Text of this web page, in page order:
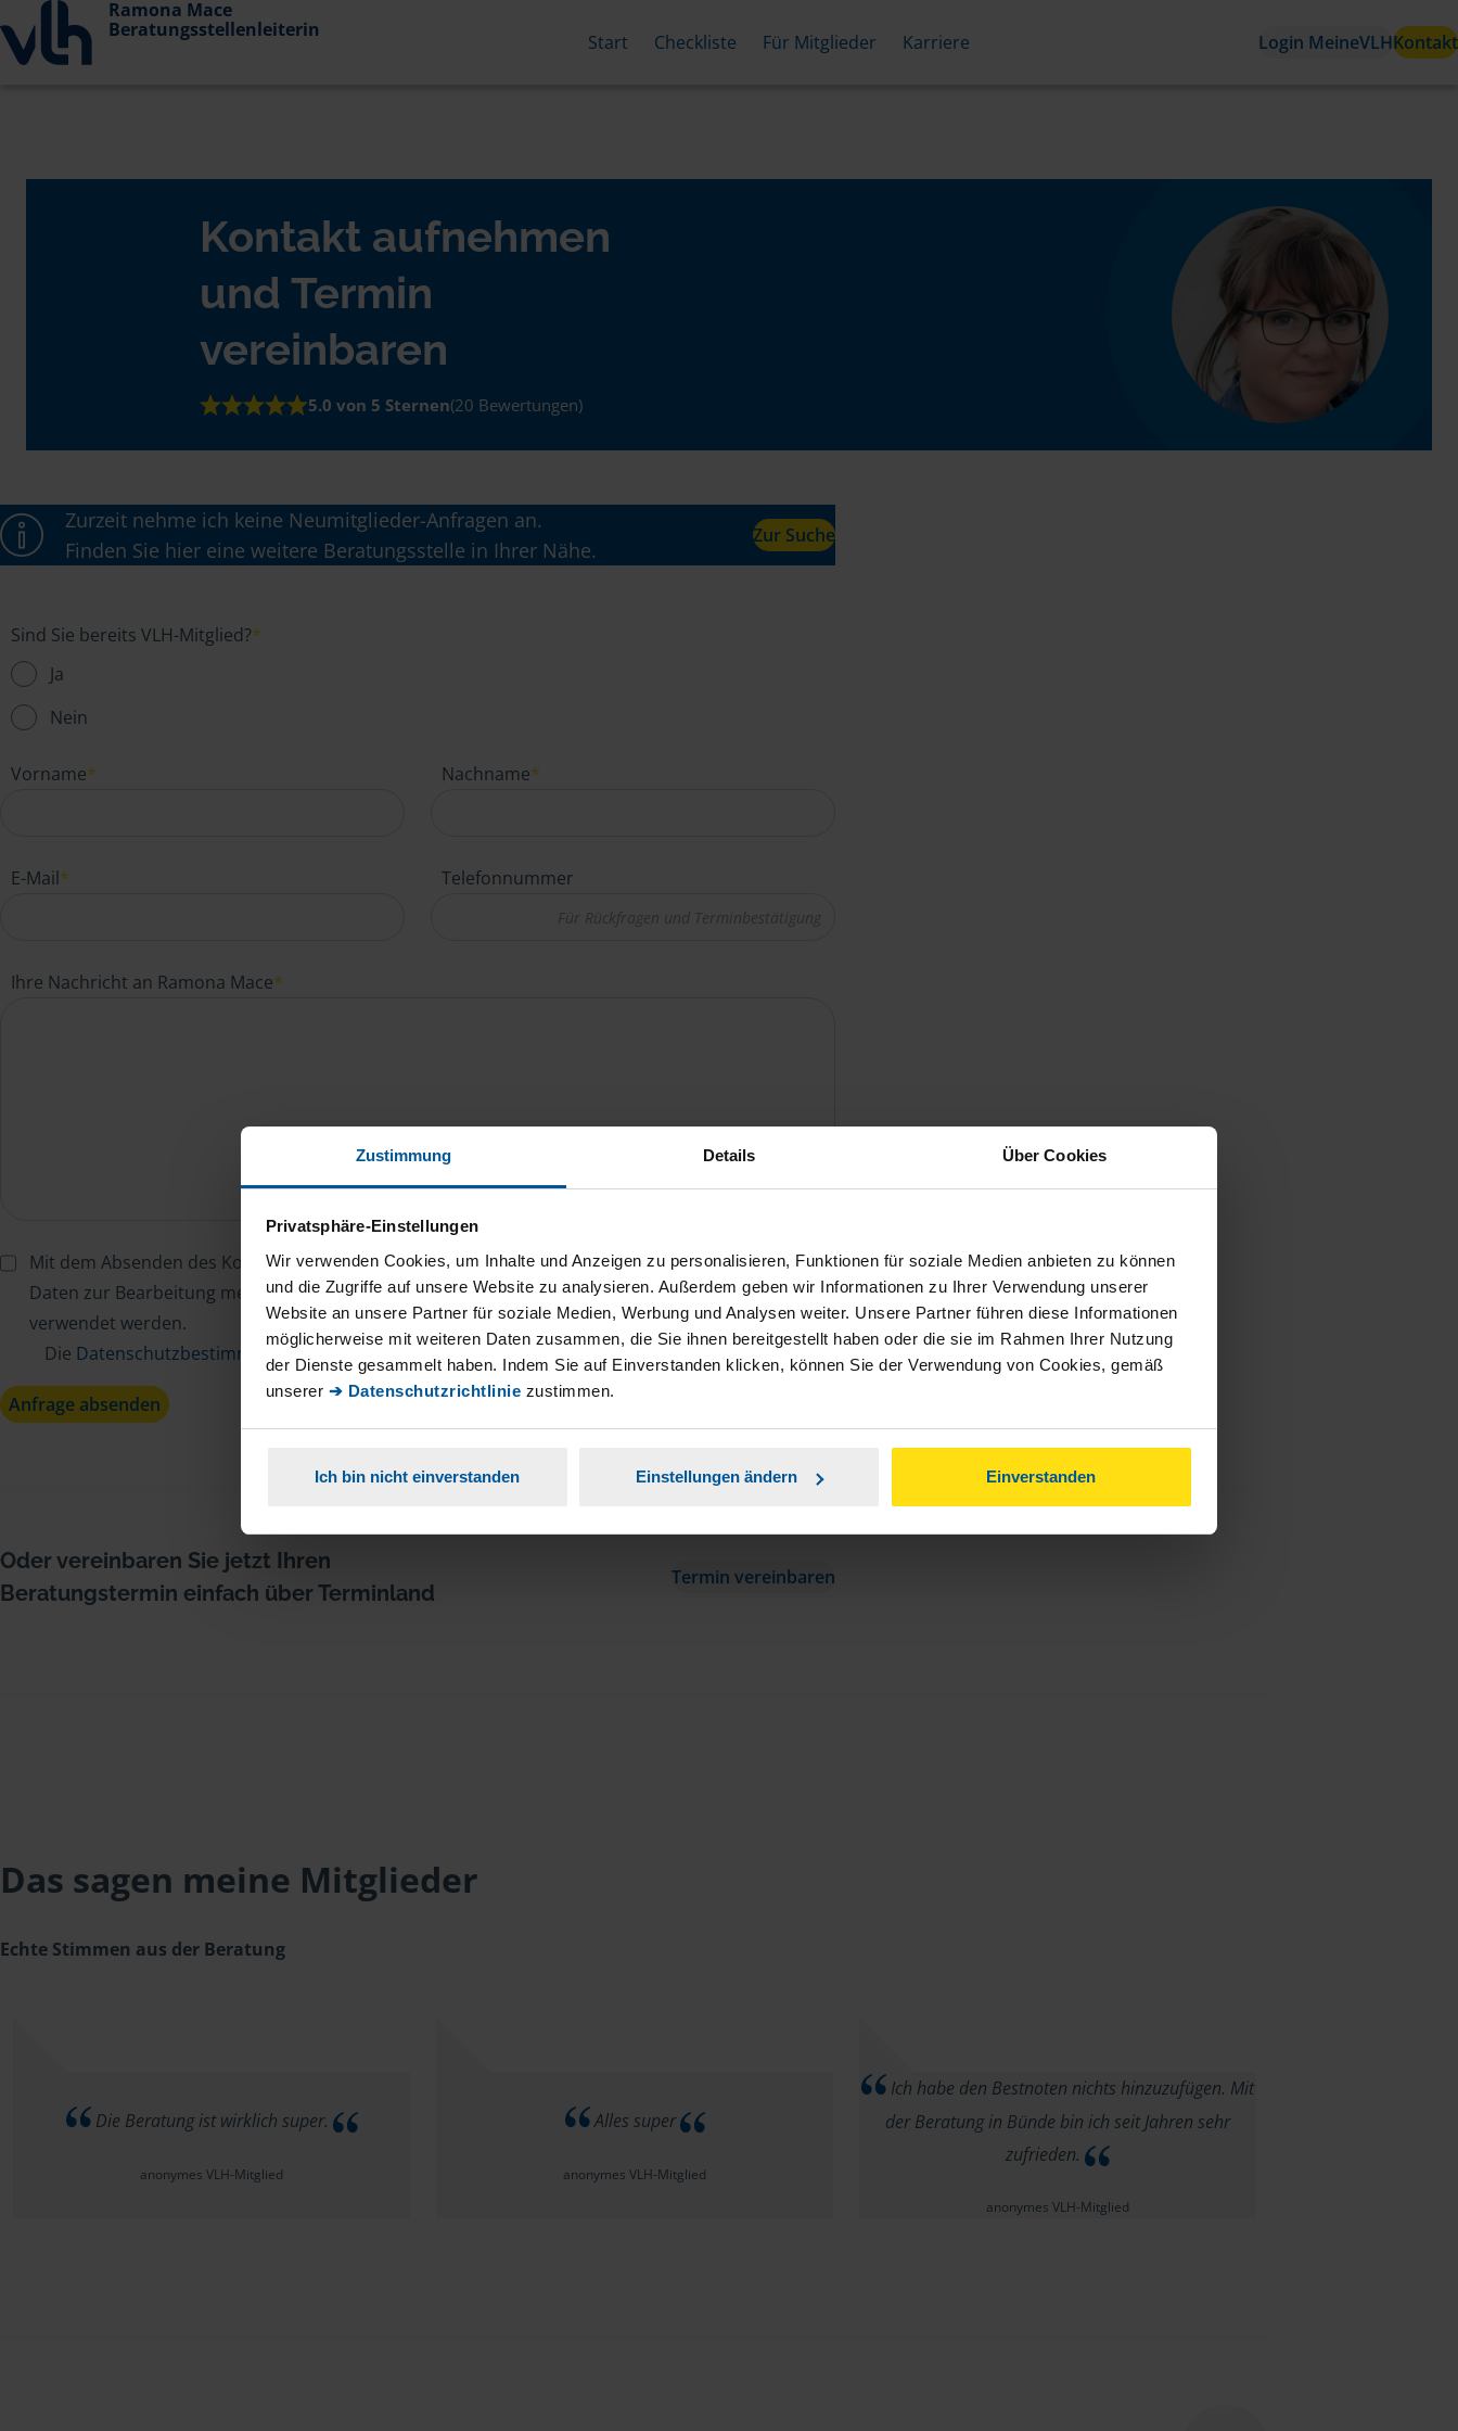
Zustimmung Details Über Cookies
Privatsphäre-Einstellungen
Wir verwenden Cookies, um Inhalte und Anzeigen zu personalisieren, Funktionen für soziale Medien anbieten zu können
und die Zugriffe auf unsere Website zu analysieren. Außerdem geben wir Informationen zu Ihrer Verwendung unserer
Website an unsere Partner für soziale Medien, Werbung und Analysen weiter. Unsere Partner führen diese Informationen
möglicherweise mit weiteren Daten zusammen, die Sie ihnen bereitgestellt haben oder die sie im Rahmen Ihrer Nutzung
der Dienste gesammelt haben. Indem Sie auf Einverstanden klicken, können Sie der Verwendung von Cookies, gemäß
unserer ➔ Datenschutzrichtlinie zustimmen.
Ich bin nicht einverstanden Einstellungen ändern Einverstanden
Ramona Mace
Beratungsstellenleiterin
Start Checkliste Für Mitglieder Karriere Login MeineVLHKontakt
Kontakt aufnehmen
und Termin
vereinbaren
5.0 von 5 Sternen(20 Bewertungen)
Zurzeit nehme ich keine Neumitglieder-Anfragen an.
Finden Sie hier eine weitere Beratungsstelle in Ihrer Nähe.
Zur Suche
Sind Sie bereits VLH-Mitglied?*
Ja
Nein
Vorname* Nachname*
E-Mail* Telefonnummer
Ihre Nachricht an Ramona Mace*
Mit dem Absenden des Kontaktformulars erkläre ich mich damit einverstanden, dass meine
Daten zur Bearbeitung meines Anliegens sowie zur internen Analyse der Zugriffsquelle
verwendet werden.
Die Datenschutzbestimmungenhabe ich zur Kenntnis genommen. *
Anfrage absenden
Oder vereinbaren Sie jetzt Ihren
Beratungstermin einfach über Terminland
Termin vereinbaren
Das sagen meine Mitglieder
Echte Stimmen aus der Beratung
Die Beratung ist wirklich super.
anonymes VLH-Mitglied
Alles super
anonymes VLH-Mitglied
Ich habe den Bestnoten nichts hinzuzufügen. Mit
der Beratung in Bünde bin ich seit Jahren sehr
zufrieden.
anonymes VLH-Mitglied